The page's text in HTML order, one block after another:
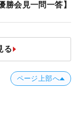
勝会見一問一答】
る
ページ上部へ